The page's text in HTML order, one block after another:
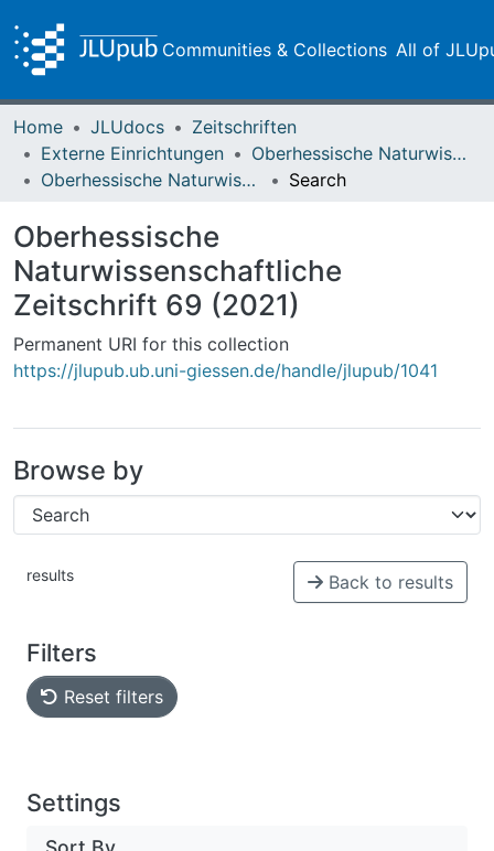
Communities & Collections All of
Home JLUdocs
Zeitschriften
Externe Einrichtungen
Oberhessische Naturwissenschaftliche Zeitschrift
Oberhessische Naturwissenschaftliche Zeitschrift 69 (2021)
Search
Oberhessische
Naturwissenschaftliche
Zeitschrift 69 (2021)
Permanent URI for this collection
https://jlupub.ub.uni-giessen.de/handle/jlupub/1041
Browse by
results Back to results
Filters
Reset filters
Settings